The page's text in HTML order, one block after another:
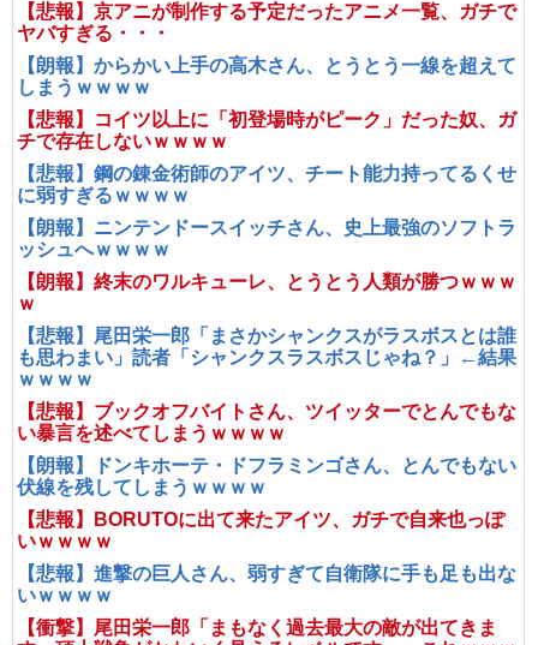
【悲報】京アニが制作する予定だったアニメ一覧、ガチで
ヤバすぎる・・・
【朗報】からかい上手の高木さん、とうとう一線を超えて
しまうｗｗｗｗ
【悲報】コイツ以上に「初登場時がピーク」だった奴、ガ
チで存在しないｗｗｗｗ
【悲報】鋼の錬金術師のアイツ、チート能力持ってるくせ
に弱すぎるｗｗｗｗ
【朗報】ニンテンドースイッチさん、史上最強のソフトラ
ッシュへｗｗｗｗ
【朗報】終末のワルキューレ、とうとう人類が勝つｗｗｗ
ｗ
【悲報】尾田栄一郎「まさかシャンクスがラスボスとは誰
も思わまい」読者「シャンクスラスボスじゃね？」←結果
ｗｗｗｗ
【悲報】ブックオフバイトさん、ツイッターでとんでもな
い暴言を述べてしまうｗｗｗｗ
【朗報】ドンキホーテ・ドフラミンゴさん、とんでもない
伏線を残してしまうｗｗｗｗ
【悲報】BORUTOに出て来たアイツ、ガチで自来也っぽ
いｗｗｗｗ
【悲報】進撃の巨人さん、弱すぎて自衛隊に手も足も出な
いｗｗｗｗ
【衝撃】尾田栄一郎「まもなく過去最大の敵が出てきま